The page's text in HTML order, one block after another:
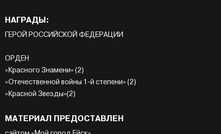
НАГРАДЫ:
ГЕРОЙ РОССИЙСКОЙ ФЕДЕРАЦИИ
ОРДЕН
«Красного Знамени» (2)
«Отечественной войны 1-й степени» (2)
«Красной Звезды»(2)
МАТЕРИАЛ ПРЕДОСТАВЛЕН